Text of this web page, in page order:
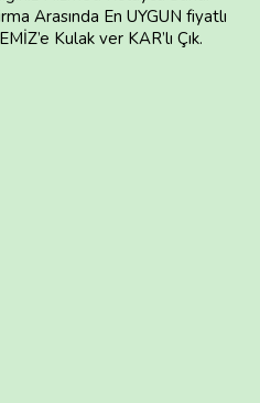
Arasında En UYGUN fiyatlı
Kulak ver KAR’lı Çık.